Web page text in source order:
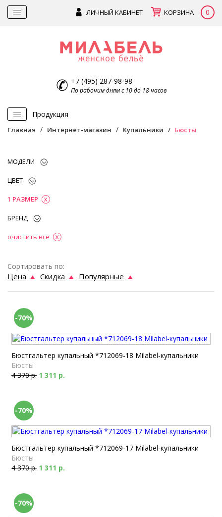
ЛИЧНЫЙ КАБИНЕТ КОРЗИНА 0
+7 (495) 287-98-98
По рабочим дням с 10 до 18 часов
Продукция
Главная Интернет-магазин Купальники Бюсты
МОДЕЛИ
ЦВЕТ
1 РАЗМЕР
БРЕНД
очистить все
Сортировать по:
Цена Скидка Популярные
-70%
Бюстгальтер купальный *712069-18 Milabel-купальники
Бюсты
4 370 р. 1 311 р.
-70%
Бюстгальтер купальный *712069-17 Milabel-купальники
Бюсты
4 370 р. 1 311 р.
-70%